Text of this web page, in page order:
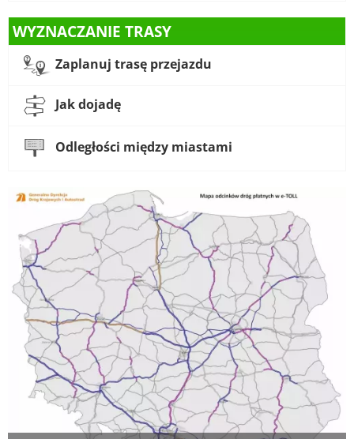
WYZNACZANIE TRASY
Zaplanuj trasę przejazdu
Jak dojadę
Odległości między miastami